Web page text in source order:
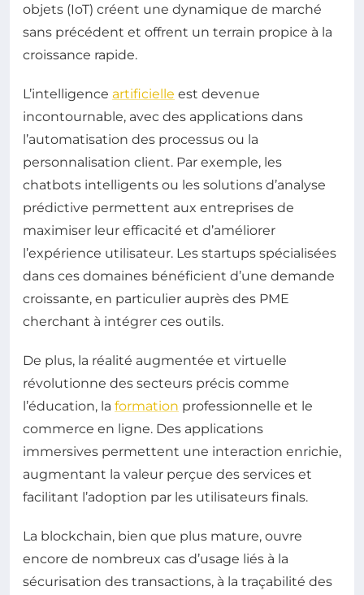
objets (IoT) créent une dynamique de marché
sans précédent et offrent un terrain propice à la
croissance rapide.
L’intelligence artificielle est devenue
incontournable, avec des applications dans
l’automatisation des processus ou la
personnalisation client. Par exemple, les
chatbots intelligents ou les solutions d’analyse
prédictive permettent aux entreprises de
maximiser leur efficacité et d’améliorer
l’expérience utilisateur. Les startups spécialisées
dans ces domaines bénéficient d’une demande
croissante, en particulier auprès des PME
cherchant à intégrer ces outils.
De plus, la réalité augmentée et virtuelle
révolutionne des secteurs précis comme
l’éducation, la formation professionnelle et le
commerce en ligne. Des applications
immersives permettent une interaction enrichie,
augmentant la valeur perçue des services et
facilitant l’adoption par les utilisateurs finals.
La blockchain, bien que plus mature, ouvre
encore de nombreux cas d’usage liés à la
sécurisation des transactions, à la traçabilité des